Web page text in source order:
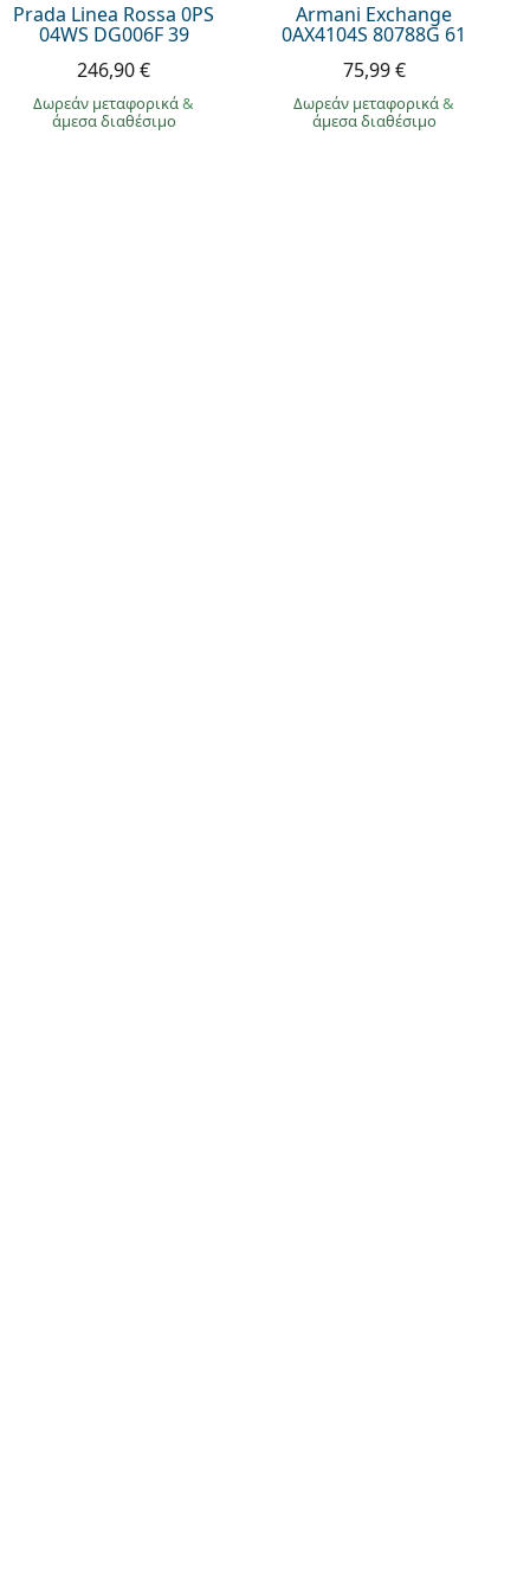
Prada Linea Rossa 0PS
04WS DG006F 39
246,90 €
Δωρεάν μεταφορικά&
άμεσα διαθέσιμο
Armani Exchange
0AX4104S 80788G 61
75,99 €
Δωρεάν μεταφορικά&
άμεσα διαθέσιμο